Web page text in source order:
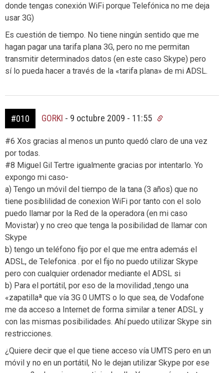
donde tengas conexión WiFi porque Telefónica no me deja
usar 3G)
Es cuestión de tiempo. No tiene ningún sentido que me
hagan pagar una tarifa plana 3G, pero no me permitan
transmitir determinados datos (en este caso Skype) pero
sí lo pueda hacer a través de la «tarifa plana» de mi ADSL.
#010 GORKI - 9 octubre 2009 - 11:55
#6 Xos gracias al menos un punto quedó claro de una vez
por todas.
#8 Miguel Gil Tertre igualmente gracias por intentarlo. Yo
expongo mi caso-
a) Tengo un móvil del tiempo de la tana (3 años) que no
tiene posiblilidad de conexion WiFi por tanto con el solo
puedo llamar por la Red de la operadora (en mi caso
Movistar) y no creo que tenga la posibilidad de llamar con
Skype
b) tengo un teléfono fijo por el que me entra además el
ADSL, de Telefonica . por el fijo no puedo utilizar Skype
pero con cualquier ordenador mediante el ADSL si
b) Para el portátil, por eso de la movilidad ,tengo una
«zapatillaª que vía 3G 0 UMTS o lo que sea, de Vodafone
me da acceso a Internet de forma similar a tener ADSL y
con las mismas posibilidades. Ahí puedo utilizar Skype sin
restricciones.
¿Quiere decir que el que tiene acceso vía UMTS pero en un
móvil y no en un portátil, No le dejan utilizar Skype por ese